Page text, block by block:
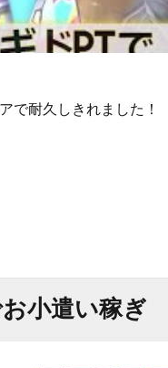
で耐久しきれました！
小遣い稼ぎ